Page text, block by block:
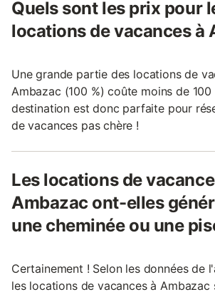
Quels sont les prix pour
locations de vacances à
Une grande partie des locations de
Ambazac (100 %) coûte moins de
destination est donc parfaite pour
de vacances pas chère !
Les locations de
Ambazac ont-elles
une cheminée ou une
Certainement ! Selon les données de
les locations de vacances à Ambazac